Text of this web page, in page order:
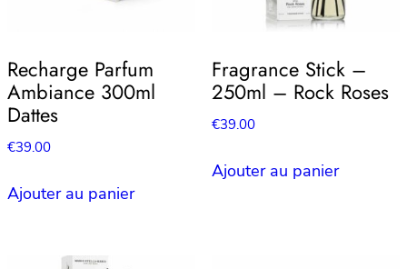
Recharge Parfum
Ambiance 300ml
Dattes
€39.00
Ajouter au panier
Fragrance Stick –
250ml – Rock Roses
€39.00
Ajouter au panier